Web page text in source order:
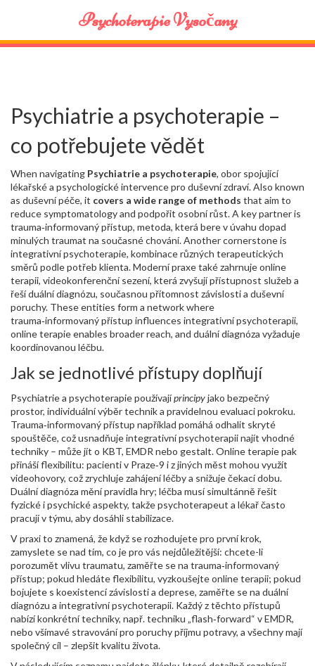
Psychoterapie Vysočany
Psychiatrie a psychoterapie –
co potřebujete vědět
When navigating Psychiatrie a psychoterapie, obor spojující
lékařské a psychologické intervence pro duševní zdraví. Also known
as duševní péče, it covers a wide range of methods that aim to
reduce symptomatology and podpořit osobní růst. A key partner is
trauma‑informovaný přístup, metoda, která bere v úvahu dopad
minulých traumat na současné chování. Another cornerstone is
integrativní psychoterapie, kombinace různých terapeutických
směrů podle potřeb klienta. Moderní praxe také zahrnujeonline
terapii, videokonferenční sezení, která zvyšují přístupnost služeb a
řešíduální diagnózu, současnou přítomnost závislosti a duševní
poruchy. These entities form a network where
trauma‑informovaný přístup influences integrativní psychoterapii,
online terapie enables broader reach, and duální diagnóza vyžaduje
koordinovanou léčbu.
Jak se jednotlivé přístupy doplňují
Psychiatrie a psychoterapie používajíprincipyjako bezpečný
prostor, individuální výběr technik a pravidelnou evaluaci pokroku.
Trauma‑informovaný přístup například pomáhá odhalit skryté
spouštěče, což usnadňuje integrativní psychoterapii najít vhodné
techniky – může jít o KBT, EMDR nebo gestalt. Online terapie pak
přináší flexibilitu: pacienti v Praze‑9 i z jiných měst mohou využít
videohovory, což zrychluje zahájení léčby a snižuje čekací dobu.
Duální diagnóza mění pravidla hry; léčba musí simultánně řešit
fyzické i psychické aspekty, takže psychoterapeut a lékař často
pracují v týmu, aby dosáhli stabilizace.
V praxi to znamená, že když se rozhodujete pro první krok,
zamyslete se nad tím, co je pro vás nejdůležitější: chcete-li
porozumět vlivu traumatu, zaměřte se na trauma‑informovaný
přístup; pokud hledáte flexibilitu, vyzkoušejte online terapii; pokud
bojujete s koexistencí závislosti a deprese, zaměřte se na duální
diagnózu a integrativní psychoterapii. Každý z těchto přístupů
nabízí konkrétní techniky, např. techniku „flash‑forward“ v EMDR,
nebo všímavé stravování pro poruchy příjmu potravy, a všechny mají
společný cíl – zlepšit kvalitu života.